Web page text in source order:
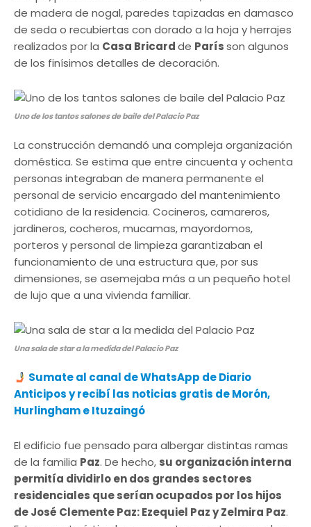
de madera de nogal, paredes tapizadas en damasco
de seda o recubiertas con dorado a la hoja y herrajes
realizados por la Casa Bricardde Parísson algunos
de los finísimos detalles de decoración.
Uno de los tantos salones de baile del Palacio Paz
La construcción demandó una compleja organización
doméstica. Se estima que entre cincuenta y ochenta
personas integraban de manera permanente el
personal de servicio encargado del mantenimiento
cotidiano de la residencia. Cocineros, camareros,
jardineros, cocheros, mucamas, mayordomos,
porteros y personal de limpieza garantizaban el
funcionamiento de una estructura que, por sus
dimensiones, se asemejaba más a un pequeño hotel
de lujo que a una vivienda familiar.
Una sala de star a la medida del Palacio Paz
Sumate al canal de WhatsApp de Diario
Anticipos y recibí las noticias gratis de Morón,
Hurlingham e Ituzaingó
El edificio fue pensado para albergar distintas ramas
de la familia Paz. De hecho, su organización interna
permitía dividirlo en dos grandes sectores
residenciales que serían ocupados por los hijos
de José Clemente Paz: Ezequiel Paz y Zelmira Paz.